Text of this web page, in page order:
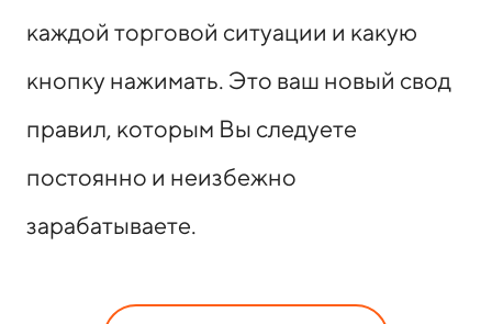
каждой торговой ситуации и какую
кнопку нажимать. Это ваш новый свод
правил, которым Вы следуете
постоянно и неизбежно
зарабатываете.